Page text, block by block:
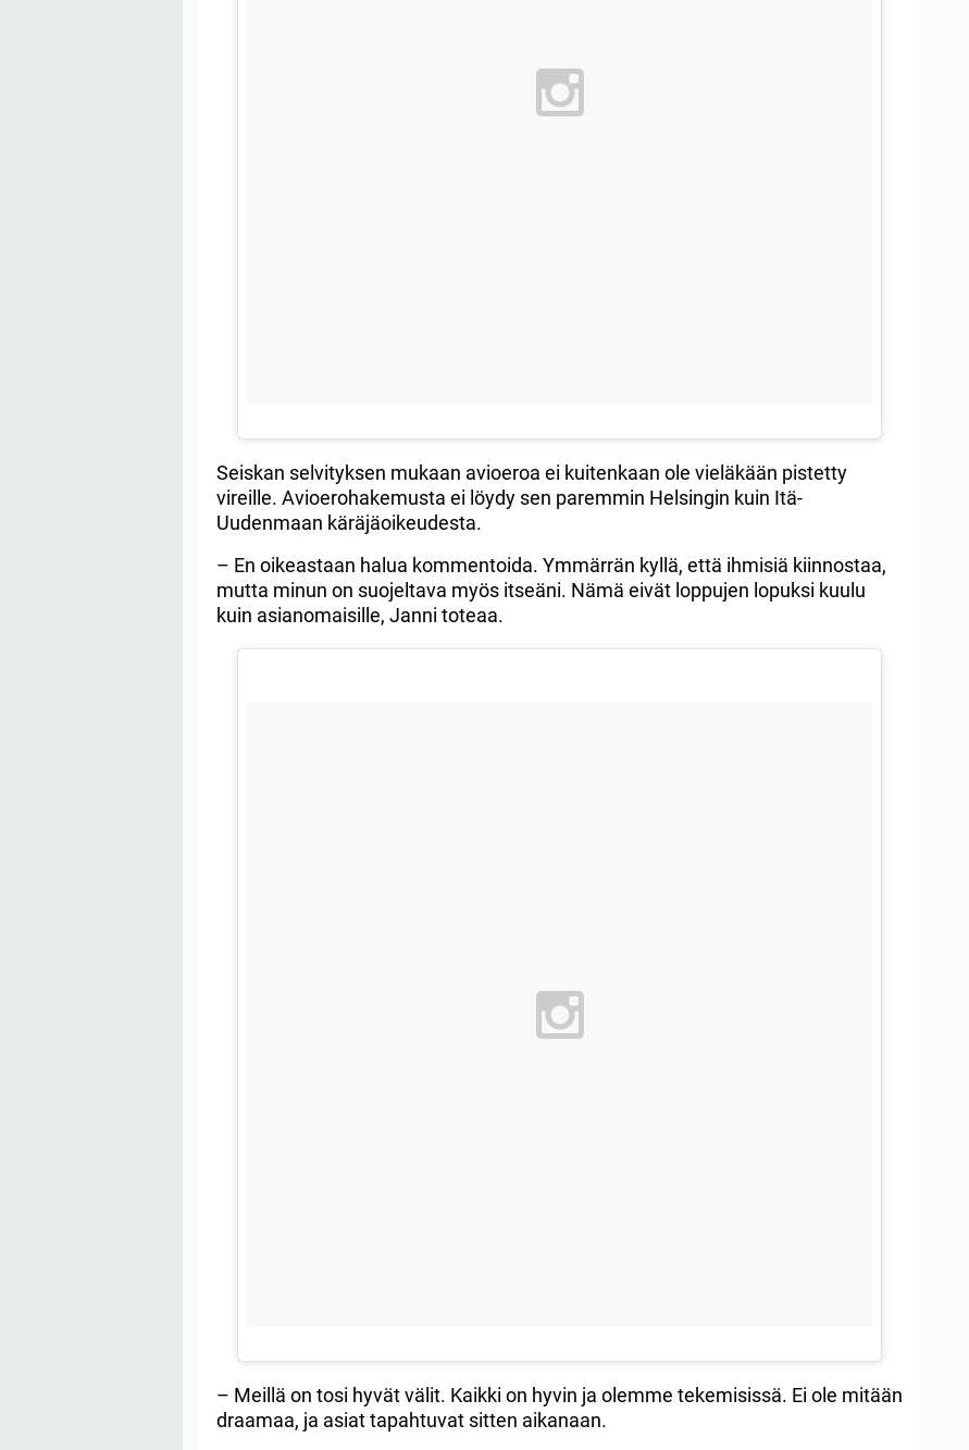
Seiskan selvityksen mukaan avioeroa ei kuitenkaan ole vieläkään pistetty
vireille. Avioerohakemusta ei löydy sen paremmin Helsingin kuin Itä-
Uudenmaan käräjäoikeudesta.
– En oikeastaan halua kommentoida. Ymmärrän kyllä, että ihmisiä kiinnostaa,
mutta minun on suojeltava myös itseäni. Nämä eivät loppujen lopuksi kuulu
kuin asianomaisille, Janni toteaa.
– Meillä on tosi hyvät välit. Kaikki on hyvin ja olemme tekemisissä. Ei ole mitään
draamaa, ja asiat tapahtuvat sitten aikanaan.